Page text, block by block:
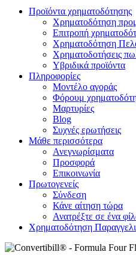
Προϊόντα χρηματοδότησης
Χρηματοδότηση
Επιτροπή
Χρηματοδότηση
Χρηματοδοτήσεις
Υβριδικά προϊόντα
Πληροφορίες
Μοντέλο αγοράς
Φόρουμ
Μαρτυρίες
Blog
Συχνές ερωτήσεις
Μάθε περισσότερα
Ανεγνωρίσματα
Προσφορά
Επικοινωνία
Πρωτογενείς
Σύνδεση
Κάνε αίτηση τώρα
Ανατρέξτε σε ένα
Χρηματοδότηση